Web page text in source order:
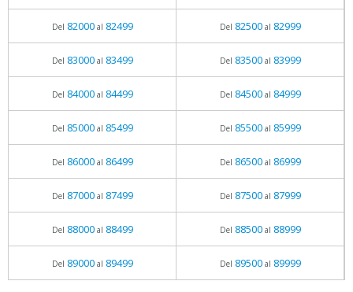
Del 82000al 82499 Del 82500al 82999
Del 83000al 83499 Del 83500al 83999
Del 84000al 84499 Del 84500al 84999
Del 85000al 85499 Del 85500al 85999
Del 86000al 86499 Del 86500al 86999
Del 87000al 87499 Del 87500al 87999
Del 88000al 88499 Del 88500al 88999
Del 89000al 89499 Del 89500al 89999